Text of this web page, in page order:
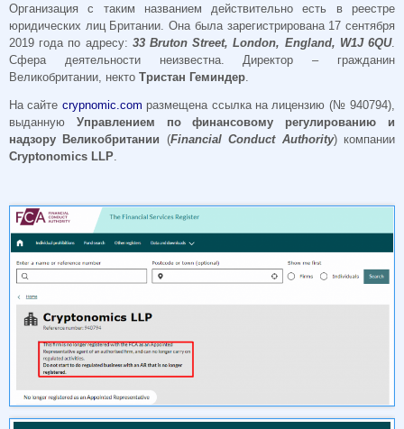
Организация с таким названием действительно есть в реестре
юридических лиц Британии. Она была зарегистрирована 17 сентября
2019 года по адресу: 33 Bruton Street, London, England, W1J 6QU.
Сфера деятельности неизвестна. Директор – гражданин
Великобритании, некто Тристан Геминдер
На сайте crypnomic.com размещена ссылка на лицензию (№ 940794),
выданную Управлением по финансовому регулированию и
надзору Великобритании (Financial Conduct Authority) компании
Cryptonomics LLP.